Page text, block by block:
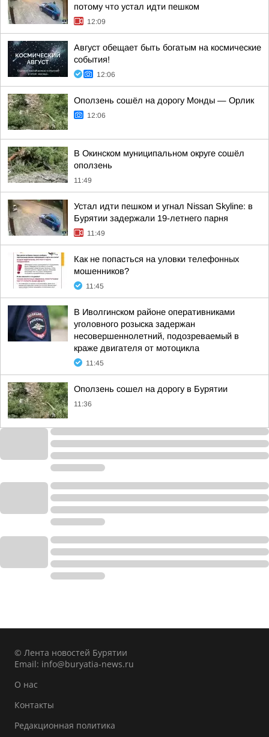
потому что устал идти пешком
12:09
Август обещает быть богатым на космические
события!
12:06
Оползень сошёл на дорогу Монды — Орлик
12:06
В Окинском муниципальном округе сошёл
оползень
11:49
Устал идти пешком и угнал Nissan Skyline: в
Бурятии задержали 19-летнего парня
11:49
Как не попасться на уловки телефонных
мошенников?
11:45
В Иволгинском районе оперативниками
уголовного розыска задержан
несовершеннолетний, подозреваемый в
краже двигателя от мотоцикла
11:45
Оползень сошел на дорогу в Бурятии
11:36
© Лента новостей Бурятии
Email: info@buryatia-news.ru
О нас
Контакты
Редакционная политика